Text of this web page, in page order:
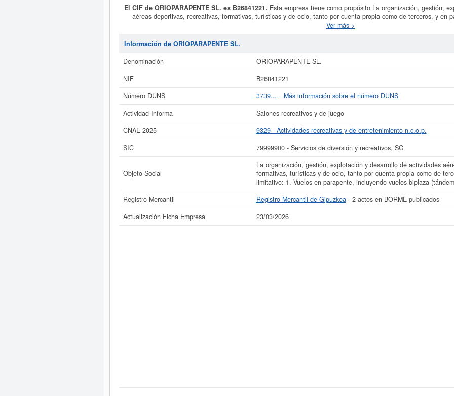
El CIF de ORIOPARAPENTE SL. es B26841221. Esta empresa tiene como propósito La organización, gestión,
aéreas deportivas, recreativas, formativas, turísticas y de ocio, tanto por cuenta propia como de terceros, y en
Vuelos en parapente, incluyendo vuelos biplaza (tándem) con pasajeros, etc y fue creada el día 24/02/2026. La
alta esta empresa es 9329 - Actividades recreativas y de entretenimiento n.c.o.p.. Dentro de la
ORIOPARAPENTE SL.cuenta con el número 79999900. Si quiere consultar qué subvenciones puede llegar a
Si está interesado en conocer más datos de la empresa ORIOPARAPENTE SL. puede
La última actualización del informe de empresa se ha realizado el 23/03/2026.
Ver más >
Información de ORIOPARAPENTE SL.
Denominación
ORIOPARAPENTE SL.
NIF
B26841221
Número DUNS
3739...
Más información sobre el número DUNS
Actividad Informa
Salones recreativos y de juego
CNAE 2025
9329 - Actividades recreativas y de entretenimiento n.c.o.p.
SIC
79999900 - Servicios de diversión y recreativos, SC
Objeto Social
La organización, gestión, explotación y desarrollo de actividades
formativas, turísticas y de ocio, tanto por cuenta propia como de
limitativo: 1. Vuelos en parapente, incluyendo vuelos biplaza
Registro Mercantil
Registro Mercantil de Gipuzkoa- 2 actos en BORME publicados
Actualización Ficha Empresa
23/03/2026